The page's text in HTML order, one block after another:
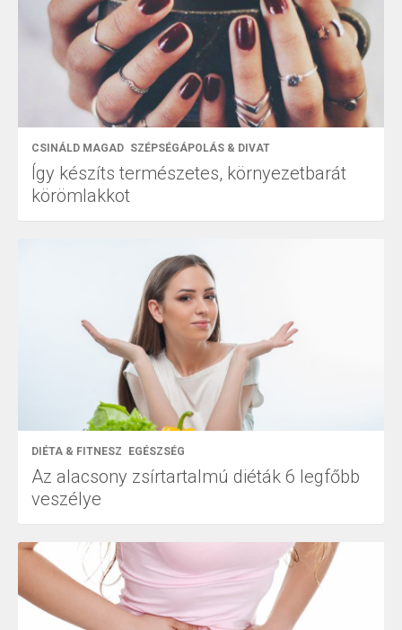
CSINÁLD MAGAD SZÉPSÉGÁPOLÁS & DIVAT
Így készíts természetes, környezetbarát
körömlakkot
DIÉTA & FITNESZ EGÉSZSÉG
Az alacsony zsírtartalmú diéták 6 legfőbb
veszélye